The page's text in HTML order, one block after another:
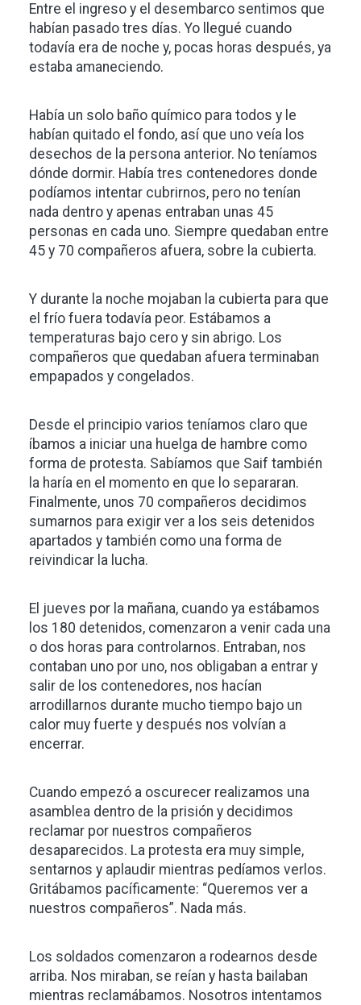
Entre el ingreso y el desembarco sentimos que
habían pasado tres días. Yo llegué cuando
todavía era de noche y, pocas horas después, ya
estaba amaneciendo.
Había un solo baño químico para todos y le
habían quitado el fondo, así que uno veía los
desechos de la persona anterior. No teníamos
dónde dormir. Había tres contenedores donde
podíamos intentar cubrirnos, pero no tenían
nada dentro y apenas entraban unas 45
personas en cada uno. Siempre quedaban entre
45 y 70 compañeros afuera, sobre la cubierta.
Y durante la noche mojaban la cubierta para que
el frío fuera todavía peor. Estábamos a
temperaturas bajo cero y sin abrigo. Los
compañeros que quedaban afuera terminaban
empapados y congelados.
Desde el principio varios teníamos claro que
íbamos a iniciar una huelga de hambre como
forma de protesta. Sabíamos que Saif también
la haría en el momento en que lo separaran.
Finalmente, unos 70 compañeros decidimos
sumarnos para exigir ver a los seis detenidos
apartados y también como una forma de
reivindicar la lucha.
El jueves por la mañana, cuando ya estábamos
los 180 detenidos, comenzaron a venir cada una
o dos horas para controlarnos. Entraban, nos
contaban uno por uno, nos obligaban a entrar y
salir de los contenedores, nos hacían
arrodillarnos durante mucho tiempo bajo un
calor muy fuerte y después nos volvían a
encerrar.
Cuando empezó a oscurecer realizamos una
asamblea dentro de la prisión y decidimos
reclamar por nuestros compañeros
desaparecidos. La protesta era muy simple,
sentarnos y aplaudir mientras pedíamos verlos.
Gritábamos pacíficamente: “Queremos ver a
nuestros compañeros”. Nada más.
Los soldados comenzaron a rodearnos desde
arriba. Nos miraban, se reían y hasta bailaban
mientras reclamábamos. Nosotros intentamos